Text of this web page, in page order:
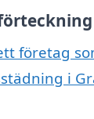
företag
i